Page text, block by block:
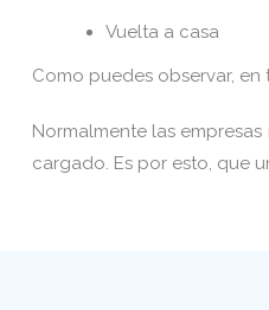
Vuelta a casa
Como puedes observar,
Normalmente las
cargado. Es por esto, que